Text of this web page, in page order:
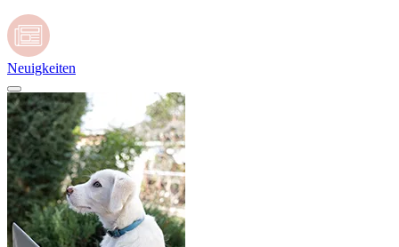
Neuigkeiten